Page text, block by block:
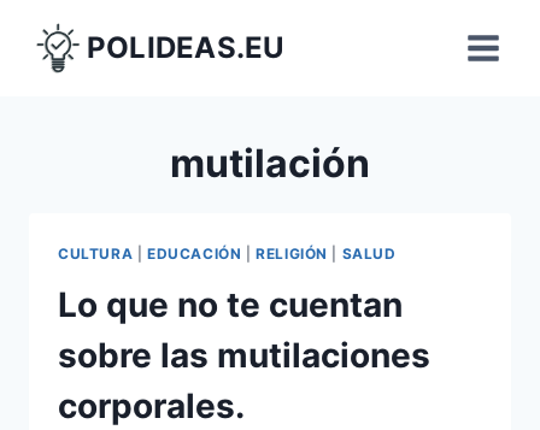
contenido
POLIDEAS.EU
mutilación
CULTURA EDUCACIÓN |RELIGIÓN SALUD
Lo que no te cuentan
sobre las mutilaciones
corporales.